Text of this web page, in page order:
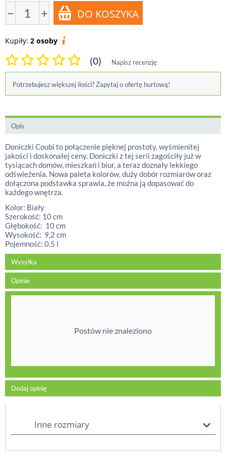
− +
Kupiły: 2 osoby
(0) Napisz recenzję
Potrzebujesz większej ilości? Zapytaj o ofertę hurtową!
Opis
Doniczki Coubi to połączenie pięknej prostoty, wyśmienitej
jakości i doskonałej ceny. Doniczki z tej serii zagościły już w
tysiącach domów, mieszkań i biur, a teraz doznały lekkiego
odświeżenia. Nowa paleta kolorów, duży dobór rozmiarów oraz
dołączona podstawka sprawia, że można ją dopasować do
każdego wnętrza.
Kolor: Biały
Szerokość: 10 cm
Głębokość: 10 cm
Wysokość: 9,2 cm
Pojemność: 0,5 l
Wysyłka
Opinie
Postów nie znaleziono
Dodaj opinię
Inne rozmiary